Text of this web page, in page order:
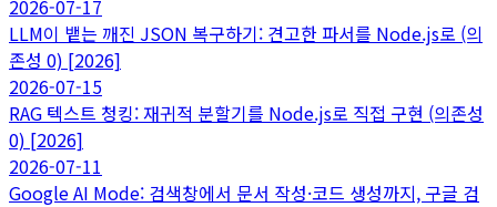
2026-07-17
LLM이 뱉는 깨진 JSON 복구하기: 견고한 파서를 Node.js로 (의
존성 0) [2026]
2026-07-15
RAG 텍스트 청킹: 재귀적 분할기를 Node.js로 직접 구현 (의존성
0) [2026]
2026-07-11
Google AI Mode: 검색창에서 문서 작성·코드 생성까지, 구글 검